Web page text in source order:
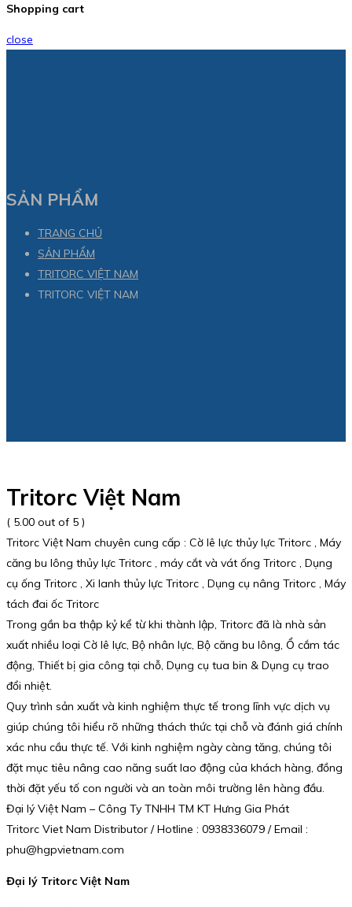
Shopping cart
close
SẢN PHẨM
TRANG CHỦ
SẢN PHẨM
TRITORC VIỆT NAM
TRITORC VIỆT NAM
Tritorc Việt Nam
( 5.00 out of 5 )
Tritorc Việt Nam chuyên cung cấp : Cờ lê lực thủy lực Tritorc , Máy
căng bu lông thủy lực Tritorc , máy cắt và vát ống Tritorc , Dụng
cụ ống Tritorc , Xi lanh thủy lực Tritorc , Dụng cụ nâng Tritorc , Máy
tách đai ốc Tritorc
Trong gần ba thập kỷ kể từ khi thành lập, Tritorc đã là nhà sản
xuất nhiều loại Cờ lê lực, Bộ nhân lực, Bộ căng bu lông, Ổ cắm tác
động, Thiết bị gia công tại chỗ, Dụng cụ tua bin & Dụng cụ trao
đổi nhiệt.
Quy trình sản xuất và kinh nghiệm thực tế trong lĩnh vực dịch vụ
giúp chúng tôi hiểu rõ những thách thức tại chỗ và đánh giá chính
xác nhu cầu thực tế. Với kinh nghiệm ngày càng tăng, chúng tôi
đặt mục tiêu nâng cao năng suất lao động của khách hàng, đồng
thời đặt yếu tố con người và an toàn môi trường lên hàng đầu.
Đại lý Việt Nam – Công Ty TNHH TM KT Hưng Gia Phát
Tritorc Viet Nam Distributor / Hotline : 0938336079 / Email :
phu@hgpvietnam.com
Đại lý Tritorc Việt Nam